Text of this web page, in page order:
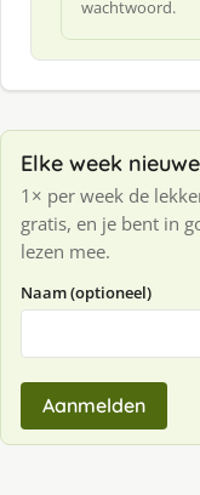
wachtwoord.
Elke week
1× per week de
gratis, en je bent in
lezen mee.
Naam (optioneel)
Aanmelden